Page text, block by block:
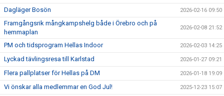
Dagläger Bosön 2026-02-16 09:50
Framgångsrik mångkampshelg både i Örebro och på
hemmaplan
2026-02-08 21:52
PM och tidsprogram Hellas Indoor 2026-02-03 14:25
Lyckad tävlingsresa till Karlstad 2026-01-27 09:21
Flera pallplatser för Hellas på DM 2026-01-18 19:09
Vi önskar alla medlemmar en God Jul! 2025-12-23 15:07